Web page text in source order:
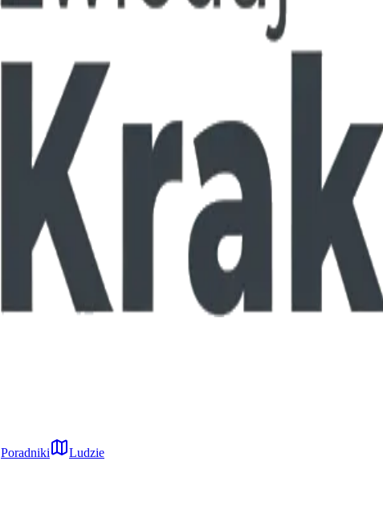
Poradniki
Ludzie